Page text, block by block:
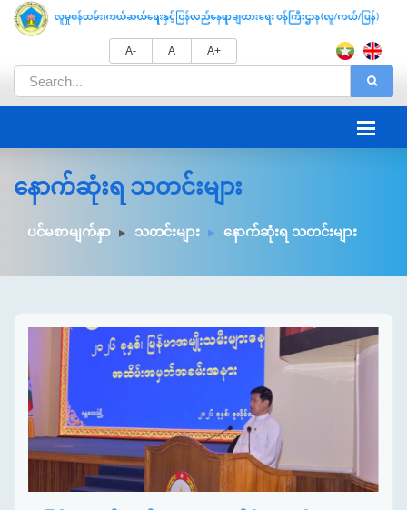
A- A A+
နောက်ဆုံးရ သတင်းများ
ပင်မစာမျက်နှာ သတင်းများ နောက်ဆုံးရ သတင်းများ